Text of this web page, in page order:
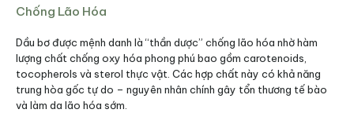
Chống Lão Hóa
Dầu bơ được mệnh danh là “thần dược” chống lão hóa nhờ hàm
lượng chất chống oxy hóa phong phú bao gồm carotenoids,
tocopherols và sterol thực vật. Các hợp chất này có khả năng
trung hòa gốc tự do – nguyên nhân chính gây tổn thương tế bào
và làm da lão hóa sớm.